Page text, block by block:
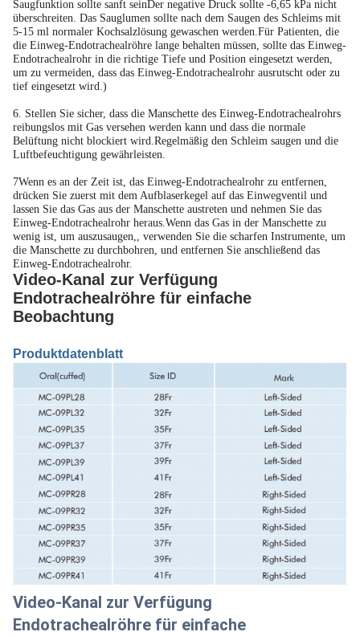
Saugfunktion sollte sanft seinDer negative Druck sollte -6,65 kPa nicht
überschreiten. Das Sauglumen sollte nach dem Saugen des Schleims mit
5-15 ml normaler Kochsalzlösung gewaschen werden.Für Patienten, die
die Einweg-Endotrachealröhre lange behalten müssen, sollte das Einweg-
Endotrachealrohr in die richtige Tiefe und Position eingesetzt werden,
um zu vermeiden, dass das Einweg-Endotrachealrohr ausrutscht oder zu
tief eingesetzt wird.)
6. Stellen Sie sicher, dass die Manschette des Einweg-Endotrachealrohrs
reibungslos mit Gas versehen werden kann und dass die normale
Belüftung nicht blockiert wird.Regelmäßig den Schleim saugen und die
Luftbefeuchtigung gewährleisten.
7Wenn es an der Zeit ist, das Einweg-Endotrachealrohr zu entfernen,
drücken Sie zuerst mit dem Aufblaserkegel auf das Einwegventil und
lassen Sie das Gas aus der Manschette austreten und nehmen Sie das
Einweg-Endotrachealrohr heraus.Wenn das Gas in der Manschette zu
wenig ist, um auszusaugen,, verwenden Sie die scharfen Instrumente, um
die Manschette zu durchbohren, und entfernen Sie anschließend das
Einweg-Endotrachealrohr.
Video-Kanal zur Verfügung
Endotrachealröhre für einfache
Beobachtung
Produktdatenblatt
Video-Kanal zur Verfügung
Endotrachealröhre für einfache